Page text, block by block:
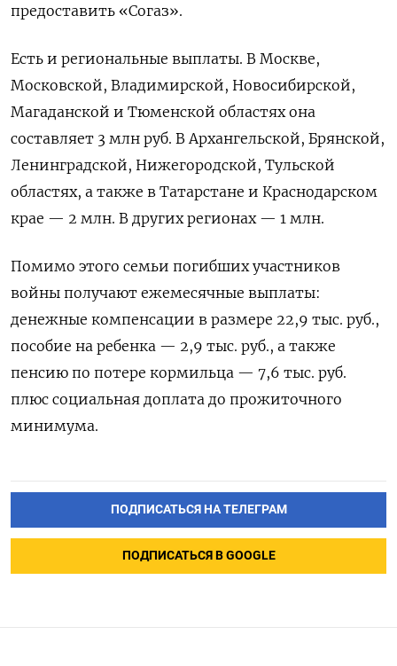
предоставить «Согаз».
Есть и региональные выплаты. В Москве,
Московской, Владимирской, Новосибирской,
Магаданской и Тюменской областях она
составляет 3 млн руб. В Архангельской, Брянской,
Ленинградской, Нижегородской, Тульской
областях, а также в Татарстане и Краснодарском
крае — 2 млн. В других регионах — 1 млн.
Помимо этого семьи погибших участников
войны получают ежемесячные выплаты:
денежные компенсации в размере 22,9 тыс. руб.,
пособие на ребенка — 2,9 тыс. руб., а также
пенсию по потере кормильца — 7,6 тыс. руб.
плюс социальная доплата до прожиточного
минимума.
ПОДПИСАТЬСЯ НА ТЕЛЕГРАМ
ПОДПИСАТЬСЯ В GOOGLE